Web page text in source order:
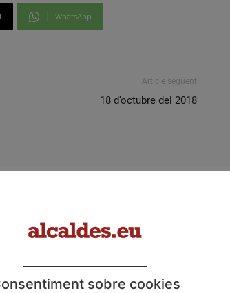
WhatsApp
Article següent
18 d’octubre del 2018
sobre cookies